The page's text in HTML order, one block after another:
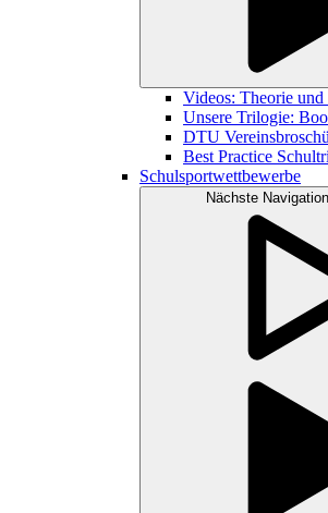
Videos: Theorie und
Unsere Trilogie:
DTU
Best Practice
Schulsportwettbewerbe
Nächste